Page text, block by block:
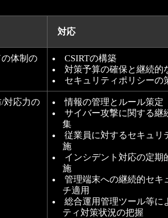
対応
体制の
CSIRTの構築
対策予算の確保と継続的
セキュリティポリシーの
対応力の
情報の管理とルール策定
サイバー攻撃に関する継
集
従業員に対するセキュリ
施
インシデント対応の定期
施
管理端末への継続的セキ
チ適用
総合運用管理ツール等に
ティ対策状況の把握